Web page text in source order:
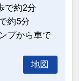
で約2分
約5分
プから車で
地図